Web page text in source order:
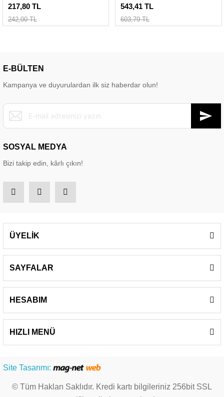
217,80 TL
242,00 TL
543,41 TL
603,79 TL
E-BÜLTEN
Kampanya ve duyurulardan ilk siz haberdar olun!
SOSYAL MEDYA
Bizi takip edin, kârlı çıkın!
ÜYELİK
SAYFALAR
HESABIM
HIZLI MENÜ
© Tüm Hakları Saklıdır. Kredi kartı bilgileriniz 256bit SSL
Site Tasarımı: